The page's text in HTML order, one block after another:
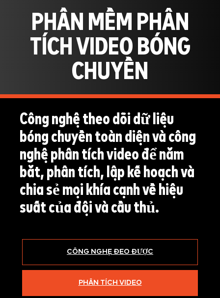
PHẦN MỀM PHÂN
TÍCH VIDEO BÓNG
CHUYỀN
Công nghệ theo dõi dữ liệu
bóng chuyền toàn diện và công
nghệ phân tích video để nắm
bắt, phân tích, lập kế hoạch và
chia sẻ mọi khía cạnh về hiệu
suất của đội và cầu thủ.
CÔNG NGHỆ ĐEO ĐƯỢC
PHÂN TÍCH VIDEO